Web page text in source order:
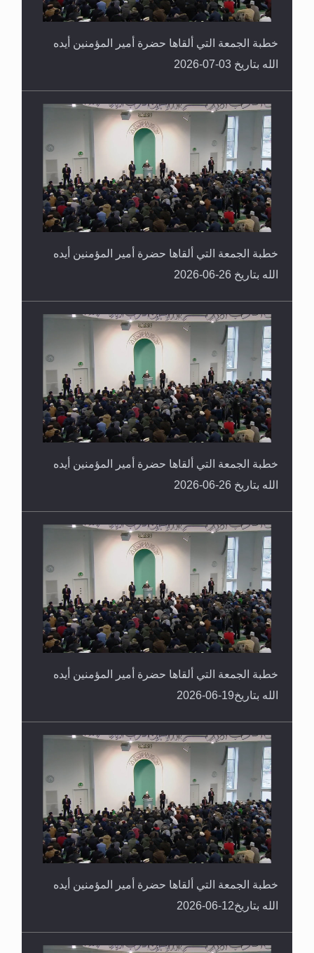
خطبة الجمعة التي ألقاها حضرة أمير المؤمنين أيده
الله بتاريخ 03-07-2026
خطبة الجمعة التي ألقاها حضرة أمير المؤمنين أيده
الله بتاريخ 26-06-2026
خطبة الجمعة التي ألقاها حضرة أمير المؤمنين أيده
الله بتاريخ 26-06-2026
خطبة الجمعة التي ألقاها حضرة أمير المؤمنين أيده
الله بتاريخ19-06-2026
خطبة الجمعة التي ألقاها حضرة أمير المؤمنين أيده
الله بتاريخ12-06-2026